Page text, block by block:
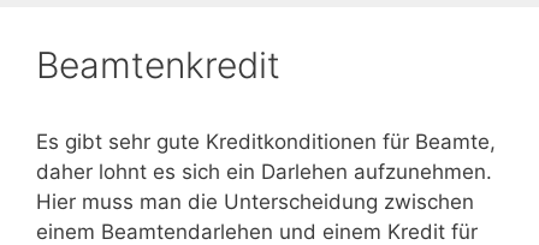
Beamtenkredit
Es gibt sehr gute Kreditkonditionen für Beamte,
daher lohnt es sich ein Darlehen aufzunehmen.
Hier muss man die Unterscheidung zwischen
einem Beamtendarlehen und einem Kredit für